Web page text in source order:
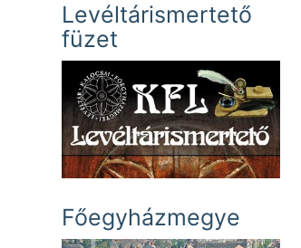
Levéltárismertető
füzet
Főegyházmegye